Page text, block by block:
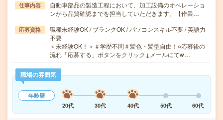
仕事内容
自動車部品の製造工程において、加工設備のオペレーショ
ンから品質確認までを担当していただきます。【作業…
応募資格
職種未経験OK / ブランクOK / パソコンスキル不要 / 英語力
不要
＜未経験OK！＞＃学歴不問＃髪色・髪型自由！○応募後の
流れ「応募する」ボタンをクリック↓メールにてw…
職場の雰囲気
年齢層
20代
30代 40代 50代 60代